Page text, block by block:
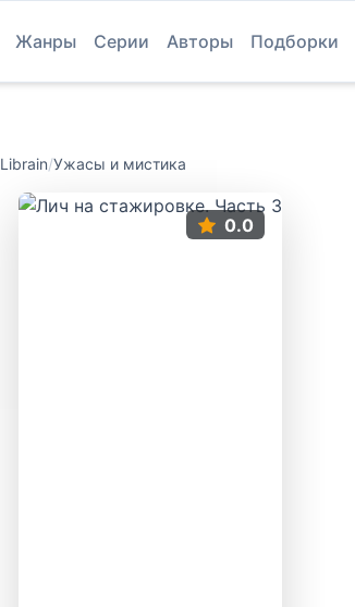
Жанры Серии Авторы Подборки
Librain/Ужасы и мистика
0.0